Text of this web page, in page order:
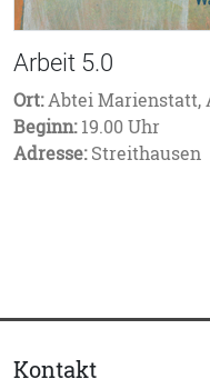
Arbeit 5.0
Ort:Abtei Marienstatt,
Beginn:19.00 Uhr
Adresse:Streithausen
Kontakt